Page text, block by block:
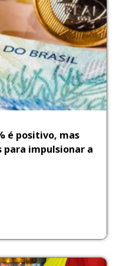
é positivo, mas
para impulsionar a